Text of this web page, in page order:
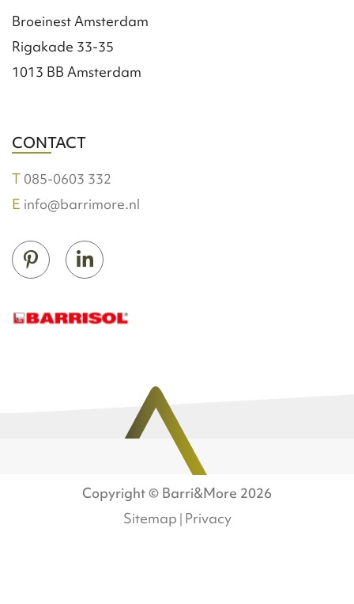
Broeinest Amsterdam
Rigakade 33-35
1013 BB Amsterdam
CONTACT
085-0603 332
info@barrimore.nl
Copyright © Barri&More 2026
Sitemap Privacy